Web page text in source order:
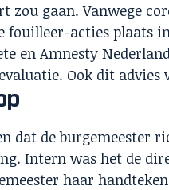
gaan. Vanwege
acties plaats in
en Amnesty
Ook dit advies
dat de burgemeester
Intern was het de
haar